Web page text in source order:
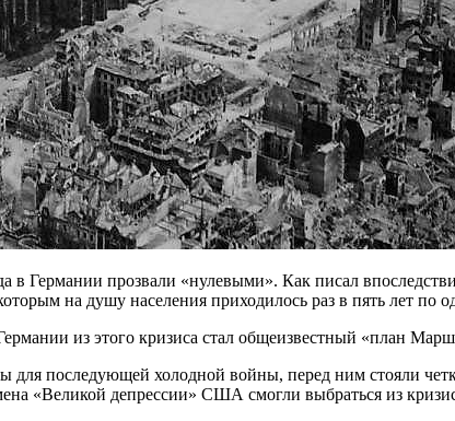
в Германии прозвали «нулевыми». Как писал
на душу населения приходилось раз в пять лет по
из этого кризиса стал общеизвестный «план
последующей холодной войны, перед ним стояли
«Великой депрессии» США смогли выбраться из